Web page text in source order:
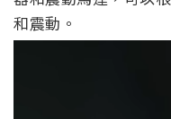
和震動。